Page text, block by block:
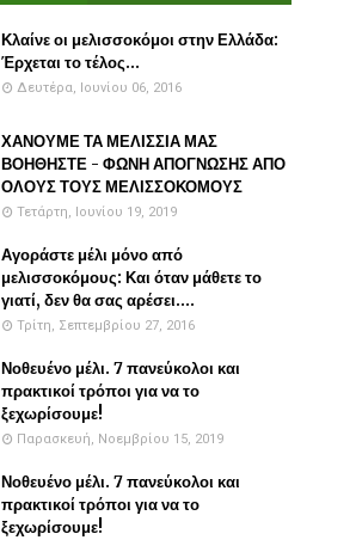
Κλαίνε οι μελισσοκόμοι στην Ελλάδα:
Έρχεται το τέλος...
Δευτέρα, Ιουνίου 06, 2016
ΧΑΝΟΥΜΕ ΤΑ ΜΕΛΙΣΣΙΑ ΜΑΣ
ΒΟΗΘΗΣΤΕ - ΦΩΝΗ ΑΠΟΓΝΩΣΗΣ ΑΠΟ
ΟΛΟΥΣ ΤΟΥΣ ΜΕΛΙΣΣΟΚΟΜΟΥΣ
Τετάρτη, Ιουνίου 19, 2019
Αγοράστε μέλι μόνο από
μελισσοκόμους: Και όταν μάθετε το
γιατί, δεν θα σας αρέσει....
Τρίτη, Σεπτεμβρίου 27, 2016
Νοθευένο μέλι. 7 πανεύκολοι και
πρακτικοί τρόποι για να το
ξεχωρίσουμε!
Παρασκευή, Νοεμβρίου 15, 2019
Νοθευένο μέλι. 7 πανεύκολοι και
πρακτικοί τρόποι για να το
ξεχωρίσουμε!